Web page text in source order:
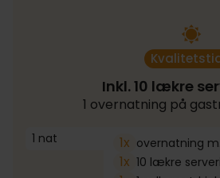
Inkl. 10 lækre
1 overnatning på
1 nat 1x overnatning
1x 10 lækre